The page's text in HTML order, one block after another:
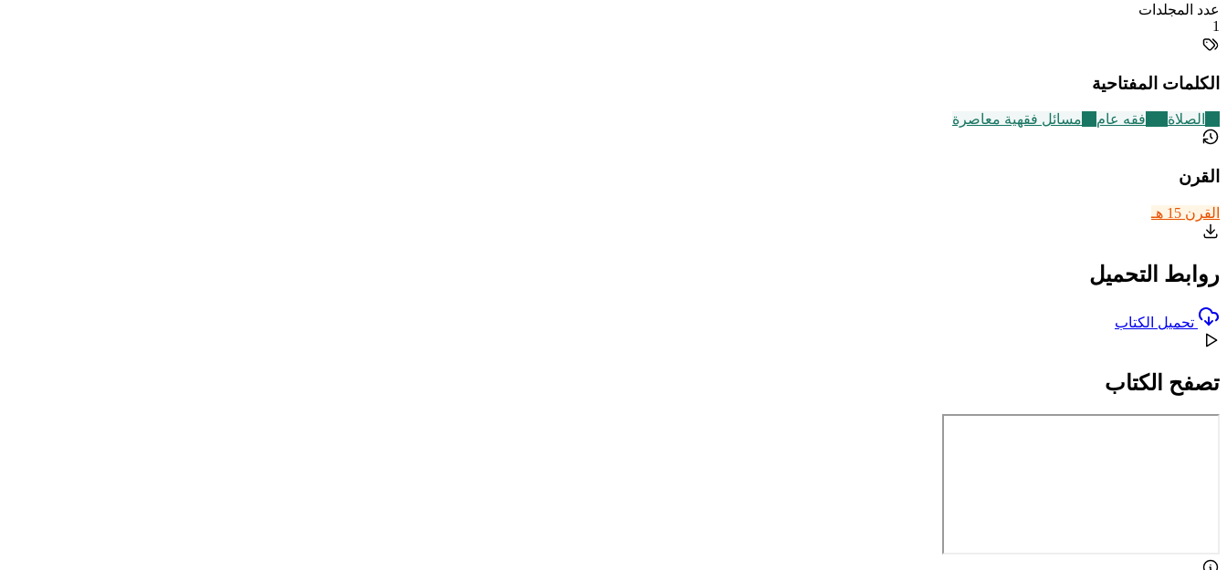
عدد المجلدات
1
الكلمات المفتاحية
الصلاة فقه عام مسائل فقهية معاصرة
القرن
القرن 15 هـ
روابط التحميل
تحميل الكتاب
تصفح الكتاب